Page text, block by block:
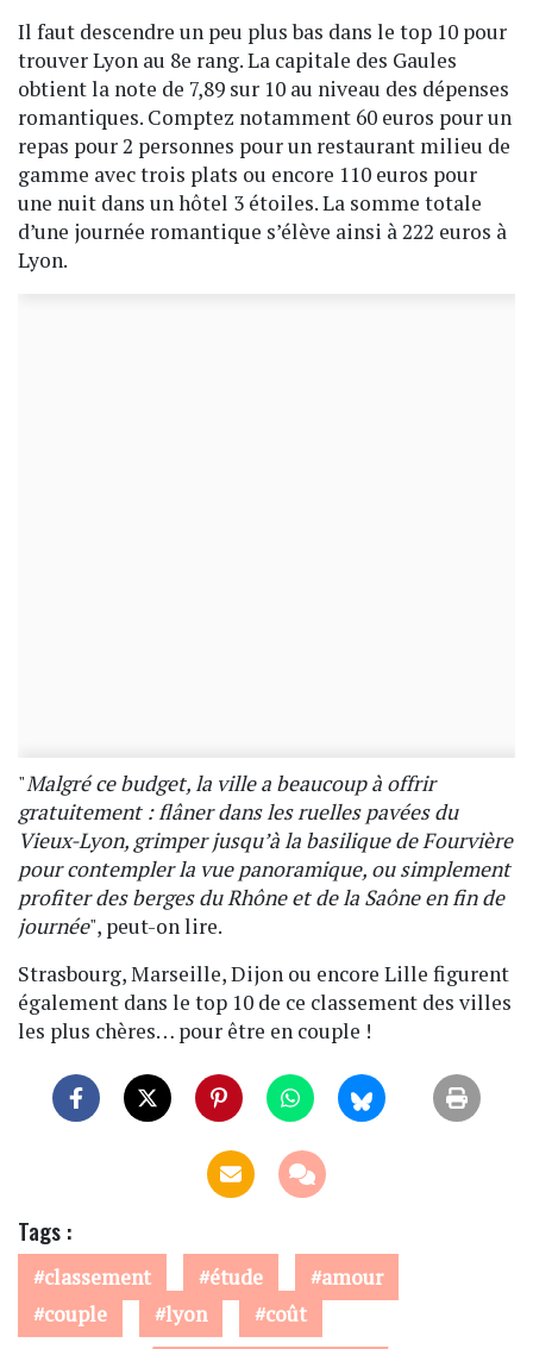
Il faut descendre un peu plus bas dans le top 10 pour
trouver Lyon au 8e rang. La capitale des Gaules
obtient la note de 7,89 sur 10 au niveau des dépenses
romantiques. Comptez notamment 60 euros pour un
repas pour 2 personnes pour un restaurant milieu de
gamme avec trois plats ou encore 110 euros pour
une nuit dans un hôtel 3 étoiles. La somme totale
d’une journée romantique s’élève ainsi à 222 euros à
Lyon.
"Malgré ce budget, la ville a beaucoup à offrir
gratuitement : flâner dans les ruelles pavées du
Vieux-Lyon, grimper jusqu’à la basilique de Fourvière
pour contempler la vue panoramique, ou simplement
profiter des berges du Rhône et de la Saône en fin de
journée", peut-on lire.
Strasbourg, Marseille, Dijon ou encore Lille figurent
également dans le top 10 de ce classement des villes
les plus chères… pour être en couple !
Tags :
classement étude
amour
couple
lyon coût